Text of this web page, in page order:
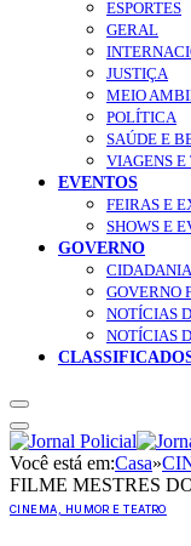
ESPORTES
GERAL
JUSTIÇA
MEIO
POLÍTICA
SAÚDE E
VIAGENS
EVENTOS
FEIRAS E
SHOWS E
GOVERNO
CIDADANIA
GOVERNO
NOTÍCIAS
NOTÍCIAS
Você está em:Casa»
FILME MESTRES
CINEMA, HUMOR E TEATRO